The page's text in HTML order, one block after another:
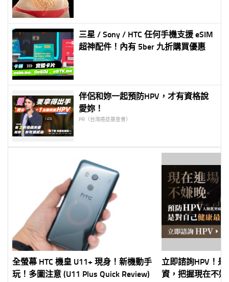
三星 / Sony / HTC 任何手機支援 eSIM
超神配件！內有 5ber 九折購買優惠
伴侶和妳一起預防HPV，才有資格說
愛妳！
PR（台灣癌症基金會）
全螢幕 HTC 機皇 U11+ 現身！新機動手
玩！多圖注意 (U11 Plus Quick Review)
立即諮詢HPV！
資，把握現在不嫌